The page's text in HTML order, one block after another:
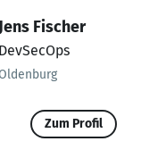
Jens Fischer
DevSecOps
Zum Profil